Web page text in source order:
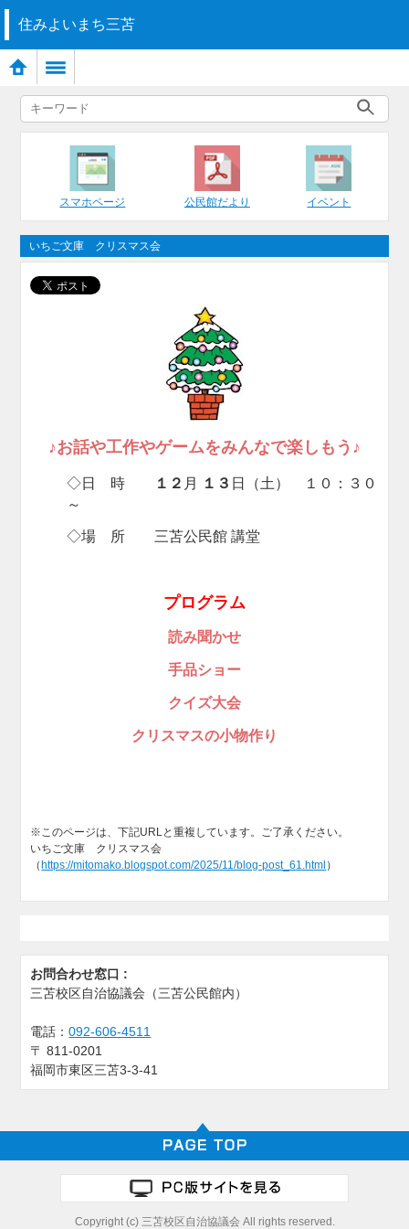
住みよいまち三苫
スマホページ 公民館だより イベント
いちご文庫 クリスマス会
♪お話や工作やゲームをみんなで楽しもう♪
◇日 時 １２ 月 １３ 日（土） １０：３０
～
◇場 所 三苫公民館 講堂
プログラム
読み聞かせ
手品ショー
クイズ大会
クリスマスの小物作り
※このページは、下記URLと重複しています。ご了承ください。
いちご文庫 クリスマス会
（ https://mitomako.blogspot.com/2025/11/blog-post_61.html ）
お問合わせ窓口 :
三苫校区自治協議会（三苫公民館内）
電話：092-606-4511
〒811-0201
福岡市東区三苫3-3-41
Copyright (c) 三苫校区自治協議会 All rights reserved.